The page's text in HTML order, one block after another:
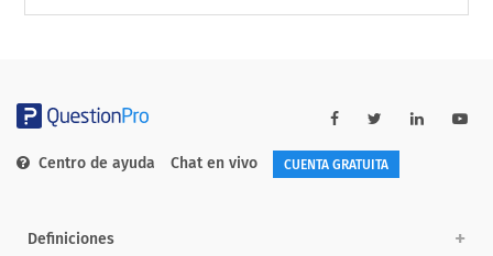
Centro de ayuda Chat en vivo CUENTA GRATUITA
Definiciones